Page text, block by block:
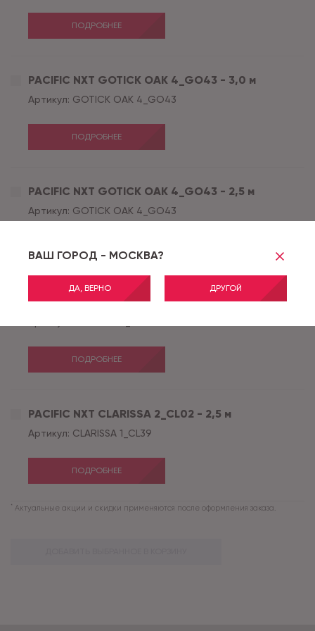
ВАШ ГОРОД - МОСКВА?
ДА, ВЕРНО ДРУГОЙ
ПОДРОБНЕЕ
PACIFIC NXT GOTICK OAK 4_GO43 - 3,0 м
Артикул: GOTICK OAK 4_GO43
ПОДРОБНЕЕ
PACIFIC NXT GOTICK OAK 4_GO43 - 2,5 м
Артикул: GOTICK OAK 4_GO43
PACIFIC NXT CLARISSA 2_CL02 - 3,0 м
ПОДРОБНЕЕ
PACIFIC NXT CLARISSA 2_CL02 - 2,5 м
Артикул: CLARISSA 1_CL39
ПОДРОБНЕЕ
* Актуальные акции и скидки применяются после оформления заказа.